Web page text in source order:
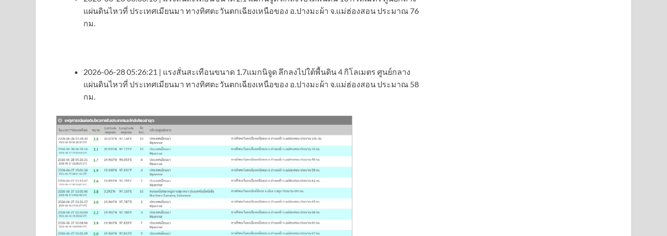
แผ่นดินไหวที่ ประเทศเมียนมา ทางทิศตะวันตกเฉียงเหนือของ อ.ปางมะผ้า จ.แม่ฮ่องสอน ประมาณ 76
กม.
2026-06-28 05:26:21 | แรงสั่นสะเทือนขนาด 1.7แมกนิจูด ลึกลงไปใต้พื้นดิน 4 กิโลเมตร ศูนย์กลาง
แผ่นดินไหวที่ ประเทศเมียนมา ทางทิศตะวันตกเฉียงเหนือของ อ.ปางมะผ้า จ.แม่ฮ่องสอน ประมาณ 58
กม.